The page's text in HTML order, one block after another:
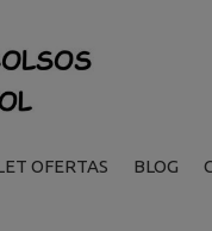
OFERTAS BLOG